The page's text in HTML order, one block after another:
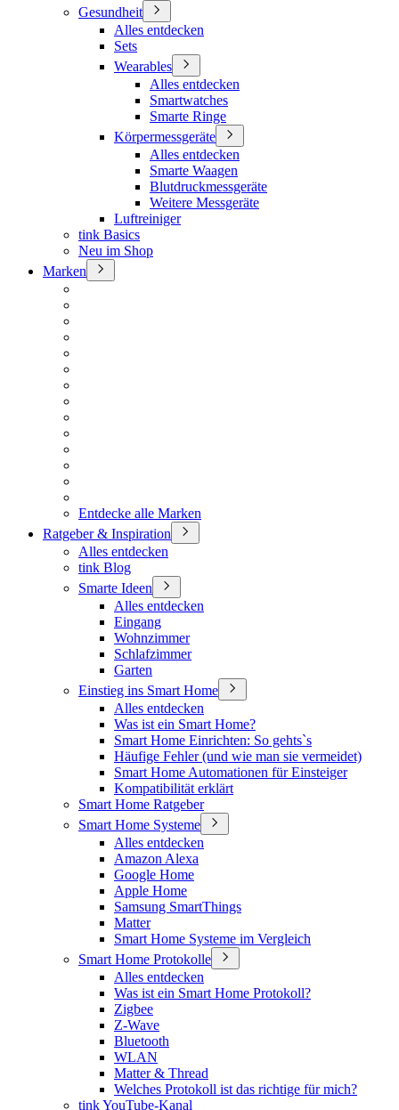
Gesundheit
Alles entdecken
Sets
Wearables
Alles entdecken
Smartwatches
Smarte Ringe
Körpermessgeräte
Alles entdecken
Smarte Waagen
Blutdruckmessgeräte
Weitere Messgeräte
Luftreiniger
tink Basics
Neu im Shop
Marken
Entdecke alle Marken
Ratgeber & Inspiration
Alles entdecken
tink Blog
Smarte Ideen
Alles entdecken
Eingang
Wohnzimmer
Schlafzimmer
Garten
Einstieg ins Smart Home
Alles entdecken
Was ist ein Smart Home?
Smart Home Einrichten: So gehts`s
Häufige Fehler (und wie man sie vermeidet)
Smart Home Automationen für Einsteiger
Kompatibilität erklärt
Smart Home Ratgeber
Smart Home Systeme
Alles entdecken
Amazon Alexa
Google Home
Apple Home
Samsung SmartThings
Matter
Smart Home Systeme im Vergleich
Smart Home Protokolle
Alles entdecken
Was ist ein Smart Home Protokoll?
Zigbee
Z-Wave
Bluetooth
WLAN
Matter & Thread
Welches Protokoll ist das richtige für mich?
tink YouTube-Kanal